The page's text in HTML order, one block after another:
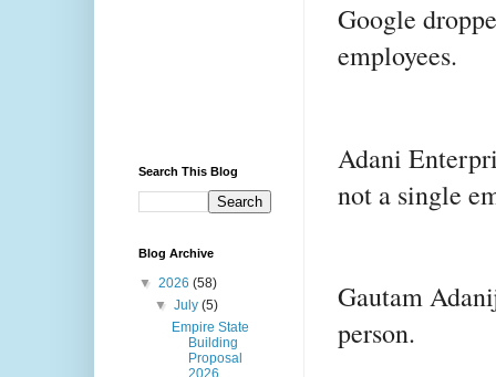
Google
employees.
Adani
not a single
Gautam
person.
Search This Blog
Blog Archive
▼ 2026 (58)
▼July(5)
Empire State
Building
Proposal